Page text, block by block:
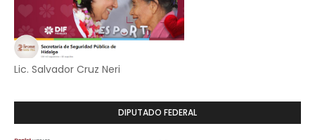
Lic. Salvador Cruz Neri
DIPUTADO FEDERAL